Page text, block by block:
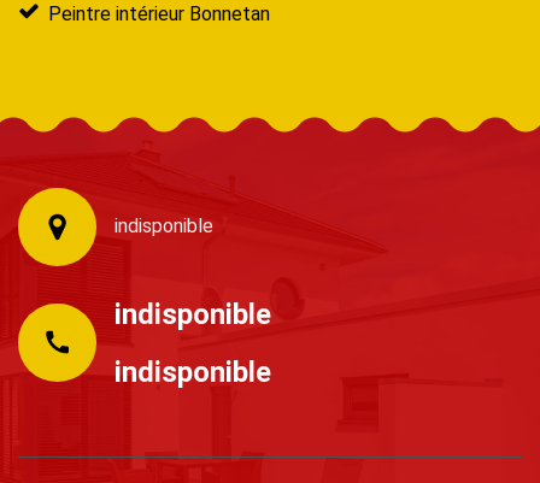
Peintre intérieur Bonnetan
indisponible
indisponible
indisponible